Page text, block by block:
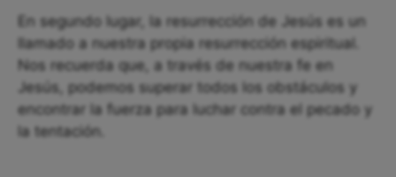
En segundo lugar, la resurrección de Jesús es un
llamado a nuestra propia resurrección espiritual.
Nos recuerda que, a través de nuestra fe en
Jesús, podemos superar todos los obstáculos y
encontrar la fuerza para luchar contra el pecado y
la tentación.